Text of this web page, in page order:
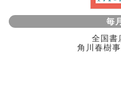
毎
全国書
角川春樹